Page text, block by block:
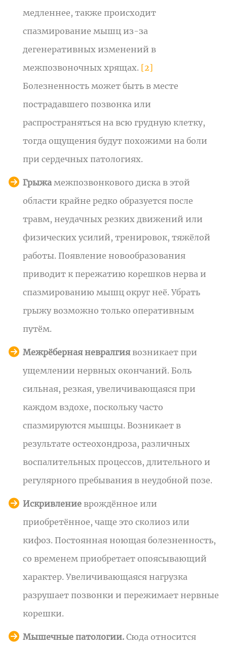
медленнее, также происходит
спазмирование мышц из-за
дегенеративных изменений в
межпозвоночных хрящах. [2]
Болезненность может быть в месте
пострадавшего позвонка или
распространяться на всю грудную клетку,
тогда ощущения будут похожими на боли
при сердечных патологиях.
Грыжа межпозвонкового диска в этой
области крайне редко образуется после
травм, неудачных резких движений или
физических усилий, тренировок, тяжёлой
работы. Появление новообразования
приводит к пережатию корешков нерва и
спазмированию мышц округ неё. Убрать
грыжу возможно только оперативным
путём.
Межрёберная невралгиявозникает при
ущемлении нервных окончаний. Боль
сильная, резкая, увеличивающаяся при
каждом вздохе, поскольку часто
спазмируются мышцы. Возникает в
результате остеохондроза, различных
воспалительных процессов, длительного и
регулярного пребывания в неудобной позе.
Искривление врождённое или
приобретённое, чаще это сколиоз или
кифоз. Постоянная ноющая болезненность,
со временем приобретает опоясывающий
характер. Увеличивающаяся нагрузка
разрушает позвонки и пережимает нервные
корешки.
Мышечные патологии. Сюда относится